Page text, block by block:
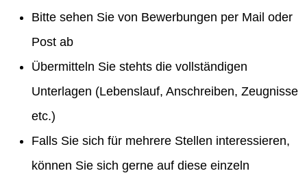
Bitte sehen Sie von Bewerbungen per Mail oder
Post ab
Übermitteln Sie stehts die vollständigen
Unterlagen (Lebenslauf, Anschreiben, Zeugnisse
etc.)
Falls Sie sich für mehrere Stellen interessieren,
können Sie sich gerne auf diese einzeln